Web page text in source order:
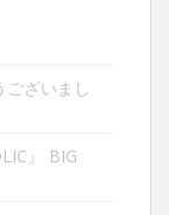
ざいまし
』 BIG